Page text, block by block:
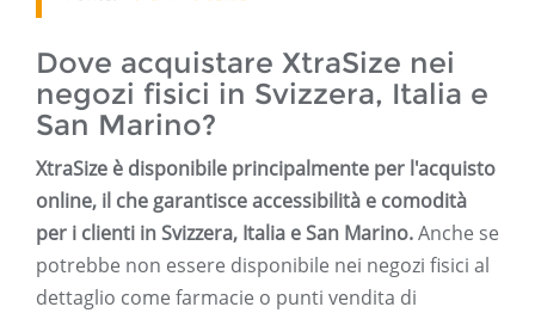
Dove acquistare XtraSize nei
negozi fisici in Svizzera, Italia e
San Marino?
XtraSize è disponibile principalmente per l'acquisto
online, il che garantisce accessibilità e comodità
per i clienti in Svizzera, Italia e San Marino.Anche se
potrebbe non essere disponibile nei negozi fisici al
dettaglio come farmacie o punti vendita di